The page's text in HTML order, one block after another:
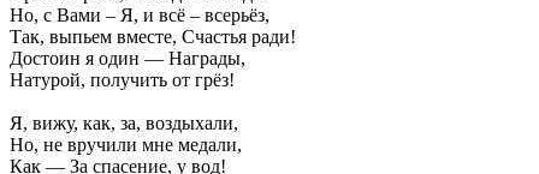
Но, с Вами – Я, и всё – всерьёз,
Так, выпьем вместе, Счастья ради!
Достоин я один — Награды,
Натурой, получить от грёз!
Я, вижу, как, за, воздыхали,
Но, не вручили мне медали,
Как — За спасение, у вод!